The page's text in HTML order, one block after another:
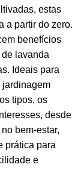
estas
a partir do zero.
benefícios
lavanda
Ideais para
jardinagem
tipos, os
desde
bem-estar,
prática para
e